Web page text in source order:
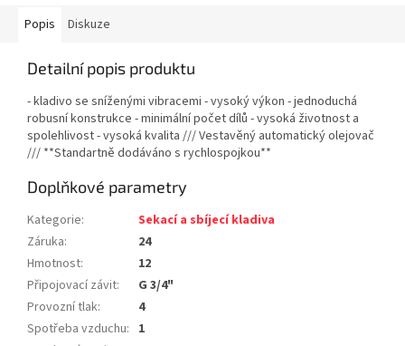
Popis Diskuze
Detailní popis produktu
- kladivo se sníženými vibracemi - vysoký výkon - jednoduchá
robusní konstrukce - minimální počet dílů - vysoká životnost a
spolehlivost - vysoká kvalita /// Vestavěný automatický olejovač
/// **Standartně dodáváno s rychlospojkou**
Doplňkové parametry
Kategorie:
Sekací a sbíjecí kladiva
Záruka:
24
Hmotnost:
12
Připojovací závit:
G 3/4"
Provozní tlak:
4
Spotřeba vzduchu: 1